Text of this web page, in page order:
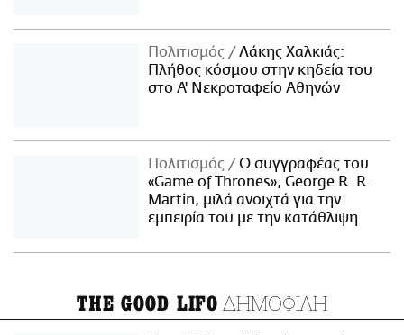
Πολιτισμός
Λάκης Χαλκιάς:
Πλήθος κόσμου στην κηδεία του
στο Α' Νεκροταφείο Αθηνών
Πολιτισμός
Ο συγγραφέας του
«Game of Thrones», George R. R.
Martin, μιλά ανοιχτά για την
εμπειρία του με την κατάθλιψη
THE GOOD LIFO ΔΗΜΟΦΙΛΗ